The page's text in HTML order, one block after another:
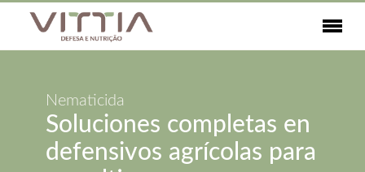
Nematicida
Soluciones completas en
defensivos agrícolas para